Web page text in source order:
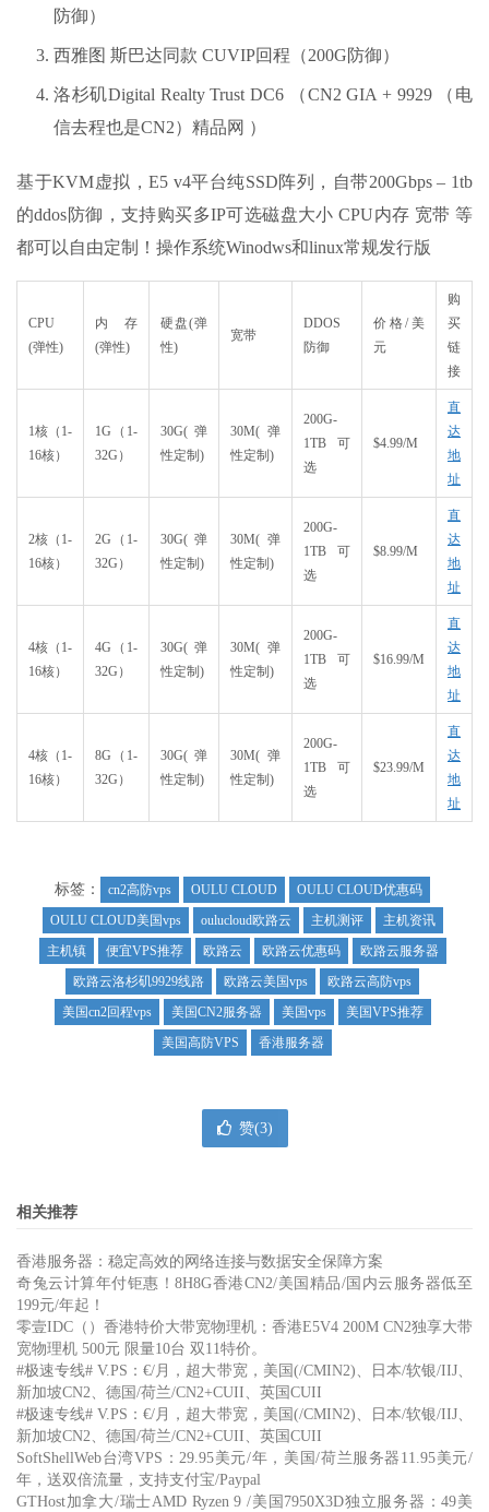
防御）
西雅图 斯巴达同款 CUVIP回程（200G防御）
洛杉矶Digital Realty Trust DC6 （CN2 GIA + 9929 （电
信去程也是CN2）精品网 ）
基于KVM虚拟，E5 v4平台纯SSD阵列，自带200Gbps – 1tb
的ddos防御，支持购买多IP可选磁盘大小 CPU内存 宽带 等
都可以自由定制！操作系统Winodws和linux常规发行版
CPU
(弹性)
内存
(弹性)
硬盘(弹
性)
宽带
DDOS
防御
价格/美
元
购
买
链
接
1核（1-
16核）
1G（1-
32G）
30G(弹
性定制)
30M(弹
性定制)
200G-
1TB可
选
$4.99/M
直
达
地
址
2核（1-
16核）
2G（1-
32G）
30G(弹
性定制)
30M(弹
性定制)
200G-
1TB可
选
$8.99/M
直
达
地
址
4核（1-
16核）
4G（1-
32G）
30G(弹
性定制)
30M(弹
性定制)
200G-
1TB可
选
$16.99/M
直
达
地
址
4核（1-
16核）
8G（1-
32G）
30G(弹
性定制)
30M(弹
性定制)
200G-
1TB可
选
$23.99/M
直
达
地
址
标签： cn2高防vps OULU CLOUD
OULU CLOUD优惠码
OULU CLOUD美国vps
oulucloud欧路云 主机测评
主机资讯
主机镇
便宜VPS推荐 欧路云 欧路云优惠码
欧路云服务器
欧路云洛杉矶9929线路
欧路云美国vps
欧路云高防vps
美国cn2回程vps
美国CN2服务器 美国vps
美国VPS推荐
美国高防VPS
香港服务器
赞(3)
相关推荐
香港服务器：稳定高效的网络连接与数据安全保障方案
奇兔云计算年付钜惠！8H8G香港CN2/美国精品/国内云服务器低至
199元/年起！
零壹IDC（）香港特价大带宽物理机：香港E5V4 200M CN2独享大带
宽物理机 500元 限量10台 双11特价。
#极速专线# V.PS：€/月，超大带宽，美国(/CMIN2)、日本/软银/IIJ、
新加坡CN2、德国/荷兰/CN2+CUII、英国CUII
#极速专线# V.PS：€/月，超大带宽，美国(/CMIN2)、日本/软银/IIJ、
新加坡CN2、德国/荷兰/CN2+CUII、英国CUII
SoftShellWeb台湾VPS：29.95美元/年，美国/荷兰服务器11.95美元/
年，送双倍流量，支持支付宝/Paypal
GTHost加拿大/瑞士AMD Ryzen 9 /美国7950X3D独立服务器：49美